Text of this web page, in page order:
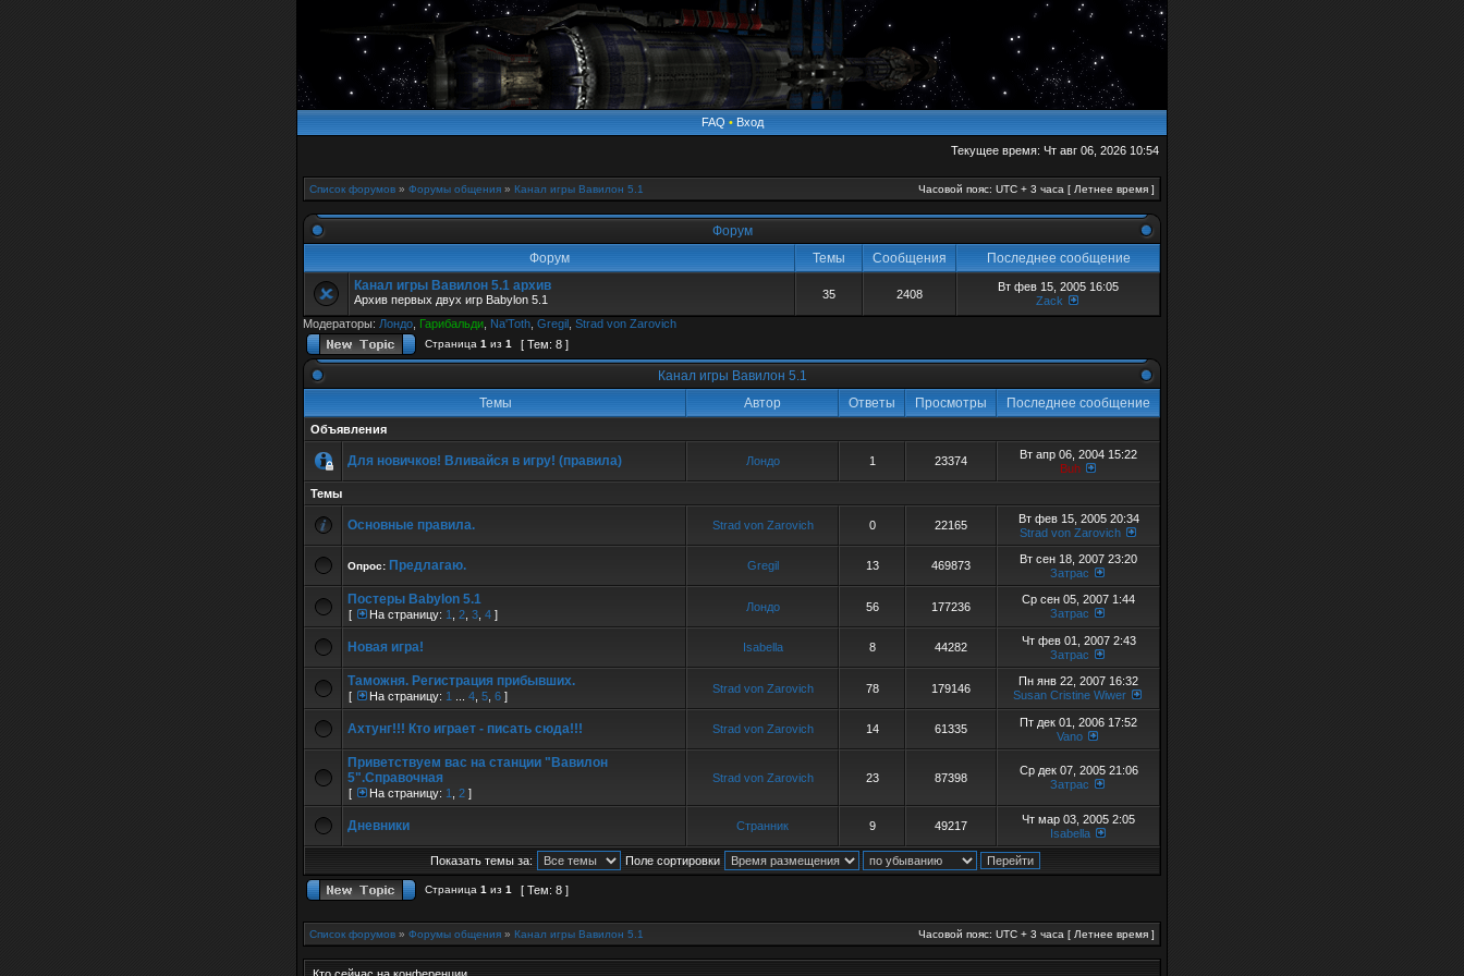
FAQ • Вход
Текущее время: Чт авг 06, 2026 10:54
Список форумов » Форумы общения » Канал игры Вавилон 5.1 Часовой пояс: UTC + 3 часа [ Летнее время ]
Форум
Форум
Темы Сообщения
Последнее сообщение
Канал игры Вавилон 5.1 архив
Архив первых двух игр Babylon 5.1 35 2408
Вт фев 15, 2005 16:05
Zack
Модераторы: Лондо Гарибальди Na'Toth Gregil Strad von Zarovich
Страница 1 из 1 [ Тем: 8 ]
Канал игры Вавилон 5.1
Темы
Автор Ответы Просмотры Последнее сообщение
Объявления
Для новичков! Вливайся в игру! (правила) Лондо 1 23374
Вт апр 06, 2004 15:22
Buh
Темы
Основные правила. Strad von Zarovich 0 22165
Вт фев 15, 2005 20:34
Strad von Zarovich
Опрос: Предлагаю. Gregil 13 469873
Вт сен 18, 2007 23:20
Затрас
Постеры Babylon 5.1
[ На страницу: 1 2 3 4 ]
Лондо 56 177236
Ср сен 05, 2007 1:44
Затрас
Новая игра! Isabella 8 44282
Чт фев 01, 2007 2:43
Затрас
Таможня. Регистрация прибывших.
[ На страницу: 1 4 5 6 ]
Strad von Zarovich 78 179146
Пн янв 22, 2007 16:32
Susan Cristine Wiwer
Ахтунг!!! Кто играет - писать сюда!!! Strad von Zarovich 14 61335
Пт дек 01, 2006 17:52
Vano
Приветствуем вас на станции "Вавилон
5".Справочная
[ На страницу: 1 2 ]
Strad von Zarovich 23 87398
Ср дек 07, 2005 21:06
Затрас
Дневники Странник 9 49217
Чт мар 03, 2005 2:05
Isabella
Показать темы за: Поле сортировки
Страница 1 из 1 [ Тем: 8 ]
Список форумов » Форумы общения » Канал игры Вавилон 5.1 Часовой пояс: UTC + 3 часа [ Летнее время ]